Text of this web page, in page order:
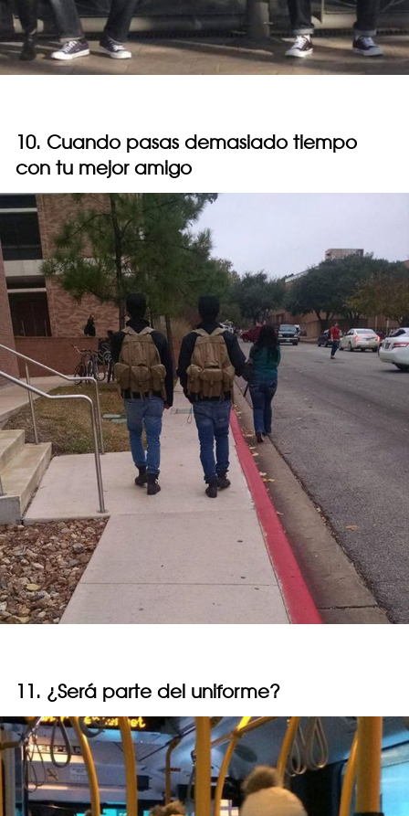
10. Cuando pasas demasiado tiempo
con tu mejor amigo
11. ¿Será parte del uniforme?